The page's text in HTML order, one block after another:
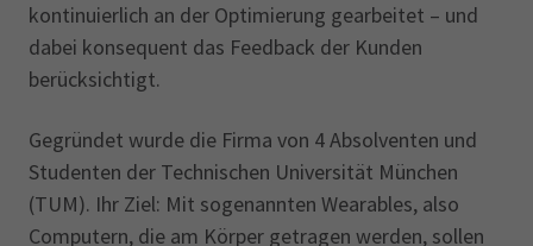
kontinuierlich an der Optimierung gearbeitet – und
dabei konsequent das Feedback der Kunden
berücksichtigt.
Gegründet wurde die Firma von 4 Absolventen und
Studenten der Technischen Universität München
(TUM). Ihr Ziel: Mit sogenannten Wearables, also
Computern, die am Körper getragen werden, sollen